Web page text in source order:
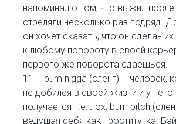
напоминал о том, что выжил после
стреляли несколько раз подряд.
он хочет сказать, что он сделан
к любому повороту в своей
первого же поворота сдаешься.
11 – bum nigga (сленг) – человек,
не добился в своей жизни и у него
получается т.е. лох; bum bitch
ведущая себя как проститутка.